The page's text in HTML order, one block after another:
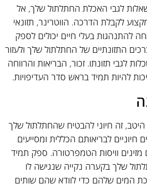
לגבי האכלת החתלתול שלך, אל
לקבלת הדרכה. הווטרינר, תזונאי
להתנהגות בעלי חיים יכולים לספק
התזונתיים של החתלתול שלך ולעזור
לגבי תזונתו. זכור, הבריאות והרווחה
להיות תמיד בראש סדר העדיפויות.
היטב, זה חיוני להבטיח שהחתלתול שלך
חיוניים לבריאותם הכללית ומסייעים
מזינים וויסות הטמפרטורה. ספק תמיד
שלך בקערה נקייה שנגישה לו
המים שלהם כדי לוודא שהם שותים